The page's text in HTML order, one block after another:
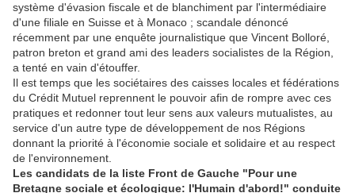
système d'évasion fiscale et de blanchiment par l'intermédiaire
d'une filiale en Suisse et à Monaco ; scandale dénoncé
récemment par une enquête journalistique que Vincent Bolloré,
patron breton et grand ami des leaders socialistes de la Région,
a tenté en vain d'étouffer.
Il est temps que les sociétaires des caisses locales et fédérations
du Crédit Mutuel reprennent le pouvoir afin de rompre avec ces
pratiques et redonner tout leur sens aux valeurs mutualistes, au
service d'un autre type de développement de nos Régions
donnant la priorité à l'économie sociale et solidaire et au respect
de l'environnement.
Les candidats de la liste Front de Gauche "Pour une
Bretagne sociale et écologique: l'Humain d'abord!" conduite